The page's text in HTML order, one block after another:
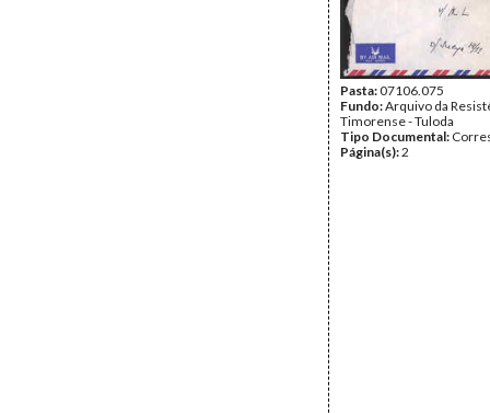
Pasta:07106.075
Fundo:Arquivo da
Timorense - Tuloda
Tipo Documental:
Página(s):2